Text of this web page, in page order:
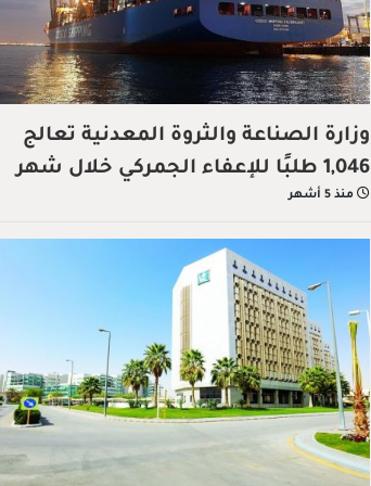
وزارة الصناعة والثروة المعدنية تعالج
1,046 طلبًا للإعفاء الجمركي خلال شهر
منذ 5 أشهر